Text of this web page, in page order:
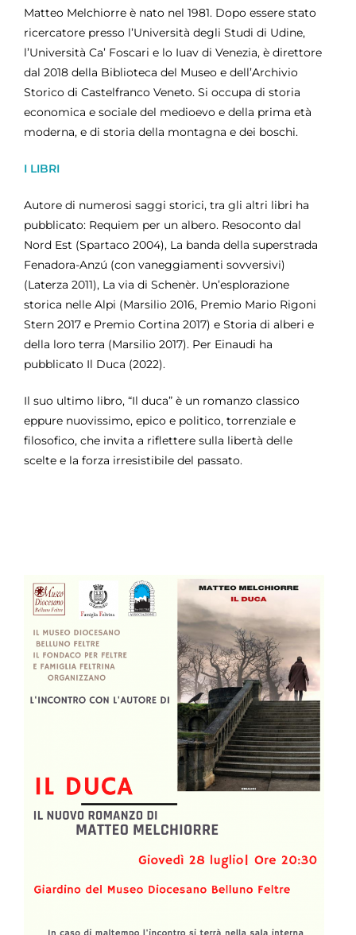
Matteo Melchiorre è nato nel 1981. Dopo essere stato
ricercatore presso l’Università degli Studi di Udine,
l’Università Ca’ Foscari e lo Iuav di Venezia, è direttore
dal 2018 della Biblioteca del Museo e dell’Archivio
Storico di Castelfranco Veneto. Si occupa di storia
economica e sociale del medioevo e della prima età
moderna, e di storia della montagna e dei boschi.
I LIBRI
Autore di numerosi saggi storici, tra gli altri libri ha
pubblicato: Requiem per un albero. Resoconto dal
Nord Est (Spartaco 2004), La banda della superstrada
Fenadora-Anzú (con vaneggiamenti sovversivi)
(Laterza 2011), La via di Schenèr. Un’esplorazione
storica nelle Alpi (Marsilio 2016, Premio Mario Rigoni
Stern 2017 e Premio Cortina 2017) e Storia di alberi e
della loro terra (Marsilio 2017). Per Einaudi ha
pubblicato Il Duca (2022).
Il suo ultimo libro, “Il duca” è un romanzo classico
eppure nuovissimo, epico e politico, torrenziale e
filosofico, che invita a riflettere sulla libertà delle
scelte e la forza irresistibile del passato.